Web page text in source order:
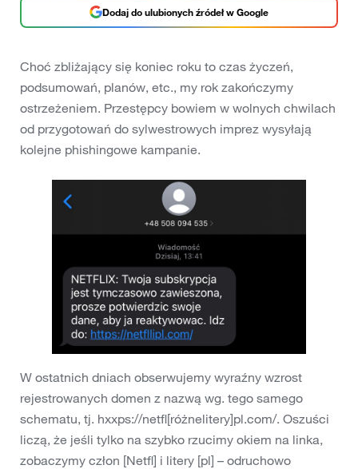
Dodaj do ulubionych źródeł w Google
Choć zbliżający się koniec roku to czas życzeń,
podsumowań, planów, etc., my rok zakończymy
ostrzeżeniem. Przestępcy bowiem w wolnych chwilach
od przygotowań do sylwestrowych imprez wysyłają
kolejne phishingowe kampanie.
W ostatnich dniach obserwujemy wyraźny wzrost
rejestrowanych domen z nazwą wg. tego samego
schematu, tj. hxxps://netfl[różnelitery]pl.com/. Oszuści
liczą, że jeśli tylko na szybko rzucimy okiem na linka,
zobaczymy człon [Netfl] i litery [pl] – odruchowo